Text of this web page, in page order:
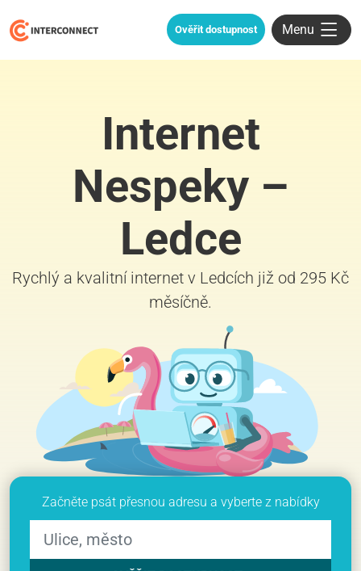
Ověřit dostupnost Menu
Internet
Nespeky –
Ledce
Rychlý a kvalitní internet v Ledcích již od 295 Kč
měsíčně.
Začněte psát přesnou adresu a vyberte z nabídky